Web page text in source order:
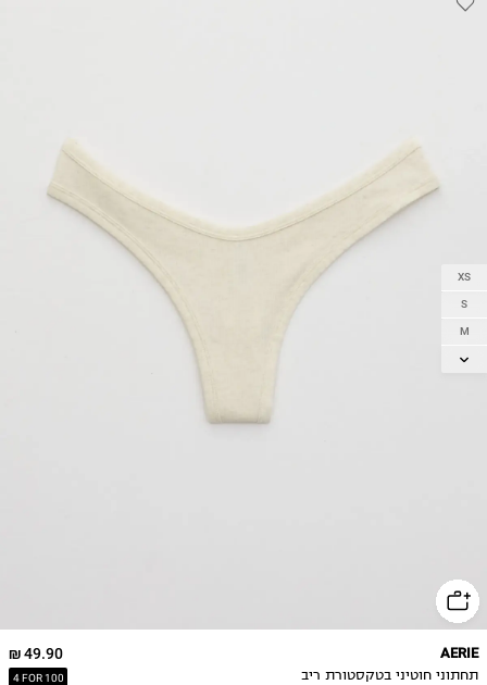
XS
S
M
L
49.90 ₪
4 FOR 100
AERIE
תחתוני חוטיני בטקסטורת ריב